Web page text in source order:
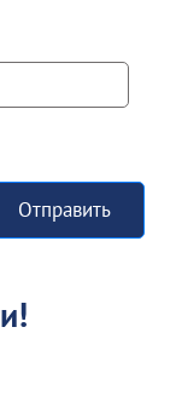
Отправить